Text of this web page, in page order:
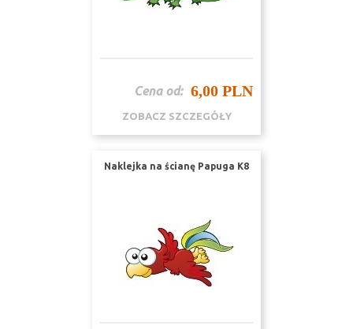
Cena od: 6,00 PLN
ZOBACZ SZCZEGÓŁY
Naklejka na ścianę Papuga K8